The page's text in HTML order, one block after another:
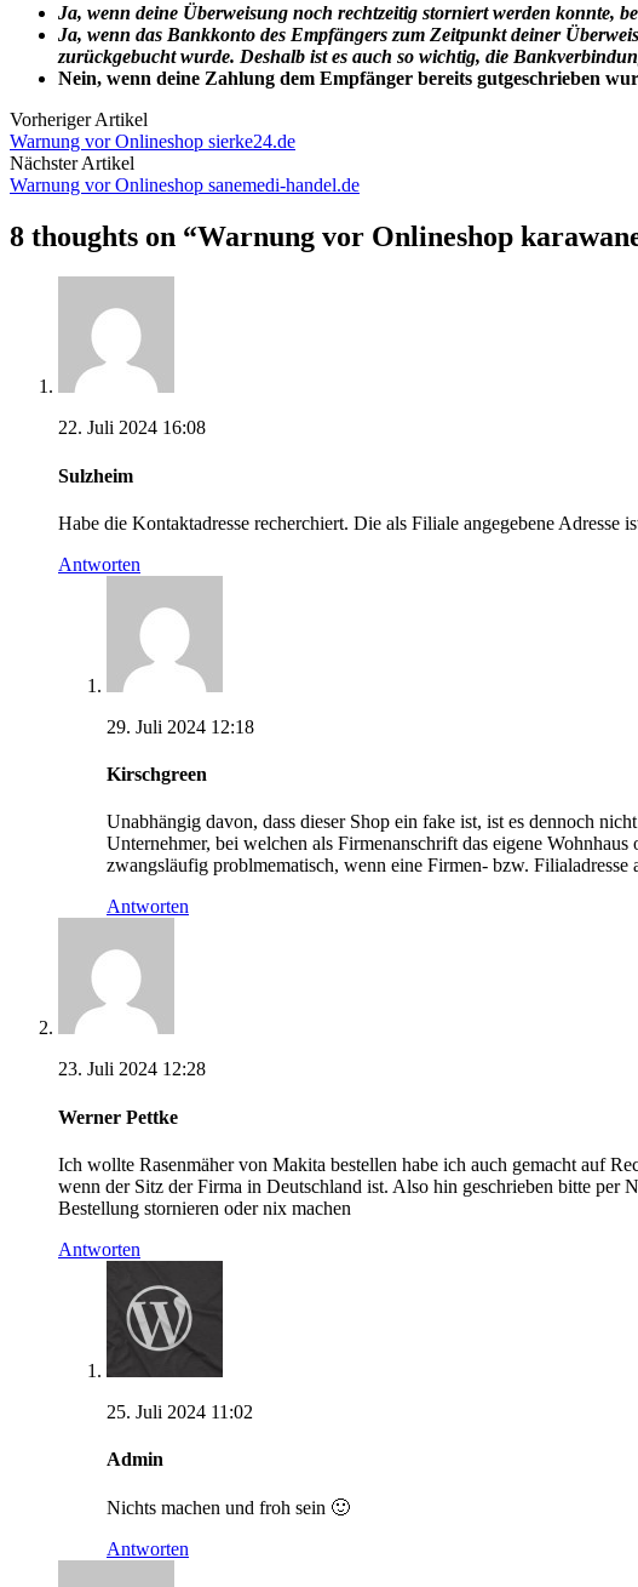
Ja, wenn deine Überweisung noch rechtzeitig storniert werden konnte,
Ja, wenn das Bankkonto des Empfängers zum Zeitpunkt deiner
zurückgebucht wurde. Deshalb ist es auch so wichtig, die
Nein, wenn deine Zahlung dem Empfänger bereits gutgeschrieben
Vorheriger Artikel
Warnung vor Onlineshop sierke24.de
Nächster Artikel
Warnung vor Onlineshop sanemedi-handel.de
8 thoughts on “Warnung vor Onlineshop
22. Juli 2024 16:08
Sulzheim
Habe die Kontaktadresse recherchiert. Die als Filiale angegebene
Antworten
29. Juli 2024 12:18
Kirschgreen
Unabhängig davon, dass dieser Shop ein fake ist, ist es dennoch
Unternehmer, bei welchen als Firmenanschrift das eigene
zwangsläufig problmematisch, wenn eine Firmen- bzw.
Antworten
23. Juli 2024 12:28
Werner Pettke
Ich wollte Rasenmäher von Makita bestellen habe ich auch gemacht auf
wenn der Sitz der Firma in Deutschland ist. Also hin geschrieben bitte per
Bestellung stornieren oder nix machen
Antworten
25. Juli 2024 11:02
Admin
Nichts machen und froh sein 🙂
Antworten